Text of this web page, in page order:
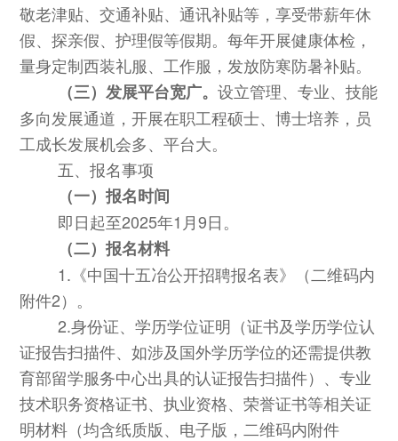
敬老津贴、交通补贴、通讯补贴等，享受带薪年休
假、探亲假、护理假等假期。每年开展健康体检，
量身定制西装礼服、工作服，发放防寒防暑补贴。
（三）发展平台宽广。设立管理、专业、技能
多向发展通道，开展在职工程硕士、博士培养，员
工成长发展机会多、平台大。
五、报名事项
（一）报名时间
即日起至2025年1 月9日。
（二）报名材料
1.《中国十五冶公开招聘报名表》（二维码内
附件2）。
2.身份证、学历学位证明（证书及学历学位认
证报告扫描件、如涉及国外学历学位的还需提供教
育部留学服务中心出具的认证报告扫描件）、专业
技术职务资格证书、执业资格、荣誉证书等相关证
明材料（均含纸质版、电子版，二维码内附件